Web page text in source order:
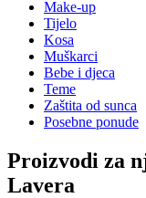
Make-up
Tijelo
Kosa
Muškarci
Bebe i djeca
Teme
Zaštita od sunca
Posebne ponude
Proizvodi za
Lavera